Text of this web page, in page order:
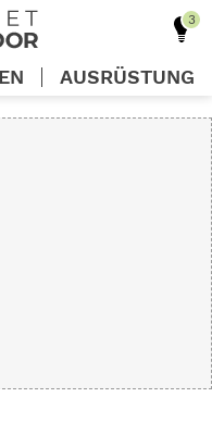
AUSRÜSTUNG